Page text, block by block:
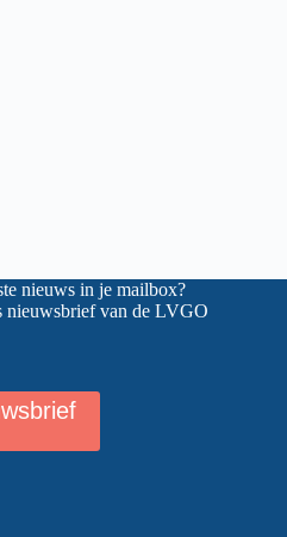
nieuws in je mailbox?
nieuwsbrief van de LVGO